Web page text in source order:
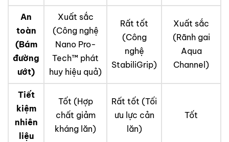
An
toàn
(Bám
đường
ướt)
Xuất sắc
(Công nghệ
Nano Pro-
Tech™ phát
huy hiệu quả)
Rất tốt
(Công
nghệ
StabiliGrip)
Xuất sắc
(Rãnh gai
Aqua
Channel)
Tiết
kiệm
nhiên
liệu
Tốt (Hợp
chất giảm
kháng lăn)
Rất tốt (Tối
ưu lực cản
lăn)
Tốt